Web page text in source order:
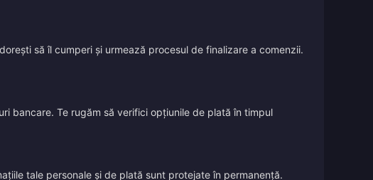
să îl cumperi și urmează procesul de finalizare a comenzii.
bancare. Te rugăm să verifici opțiunile de plată în timpul
tale personale și de plată sunt protejate în permanență.